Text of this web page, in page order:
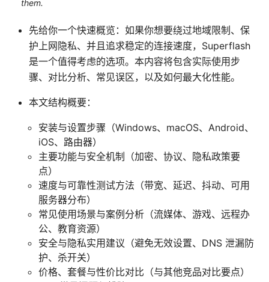
them.
先给你一个快速概览：如果你想要绕过地域限制、保
护上网隐私、并且追求稳定的连接速度，Superflash
是一个值得考虑的选项。本内容将包含实际使用步
骤、对比分析、常见误区，以及如何最大化性能。
本文结构概要：
安装与设置步骤（Windows、macOS、Android、
iOS、路由器）
主要功能与安全机制（加密、协议、隐私政策要
点）
速度与可靠性测试方法（带宽、延迟、抖动、可用
服务器分布）
常见使用场景与案例分析（流媒体、游戏、远程办
公、教育资源）
安全与隐私实用建议（避免无效设置、DNS 泄漏防
护、杀开关）
价格、套餐与性价比对比（与其他竞品对比要点）